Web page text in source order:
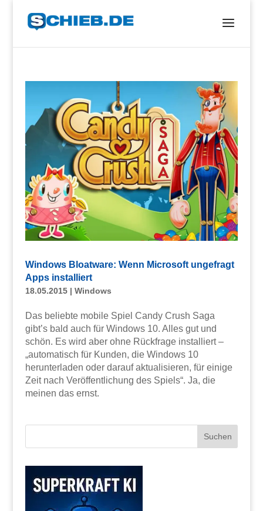
Windows Bloatware: Wenn Microsoft ungefragt
Apps installiert
18.05.2015| Windows
Das beliebte mobile Spiel Candy Crush Saga
gibt’s bald auch für Windows 10. Alles gut und
schön. Es wird aber ohne Rückfrage installiert –
„automatisch für Kunden, die Windows 10
herunterladen oder darauf aktualisieren, für einige
Zeit nach Veröffentlichung des Spiels“. Ja, die
meinen das ernst.